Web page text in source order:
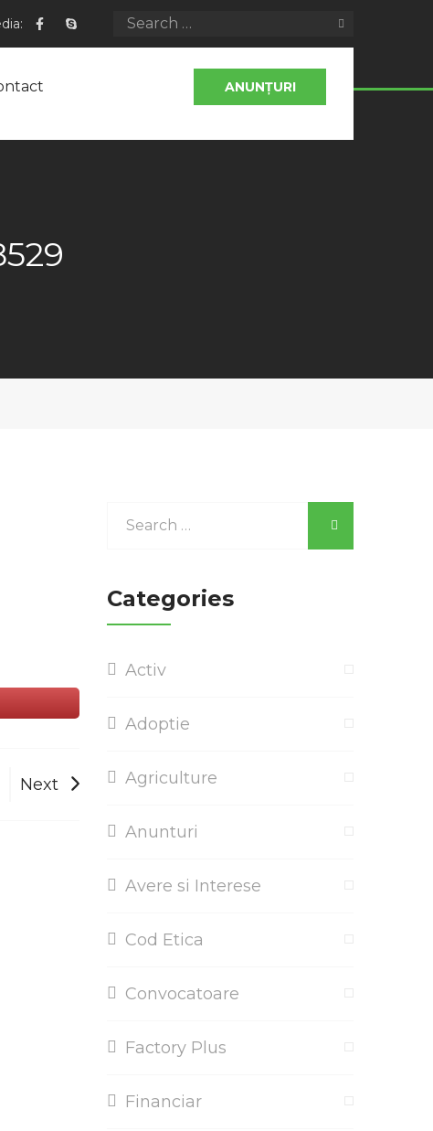
ANUNȚURI
Next
Categories
Activ
Adoptie
Agriculture
Anunturi
Avere si Interese
Cod Etica
Convocatoare
Factory Plus
Financiar